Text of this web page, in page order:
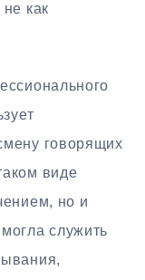
как
говорящих
виде
но и
служить